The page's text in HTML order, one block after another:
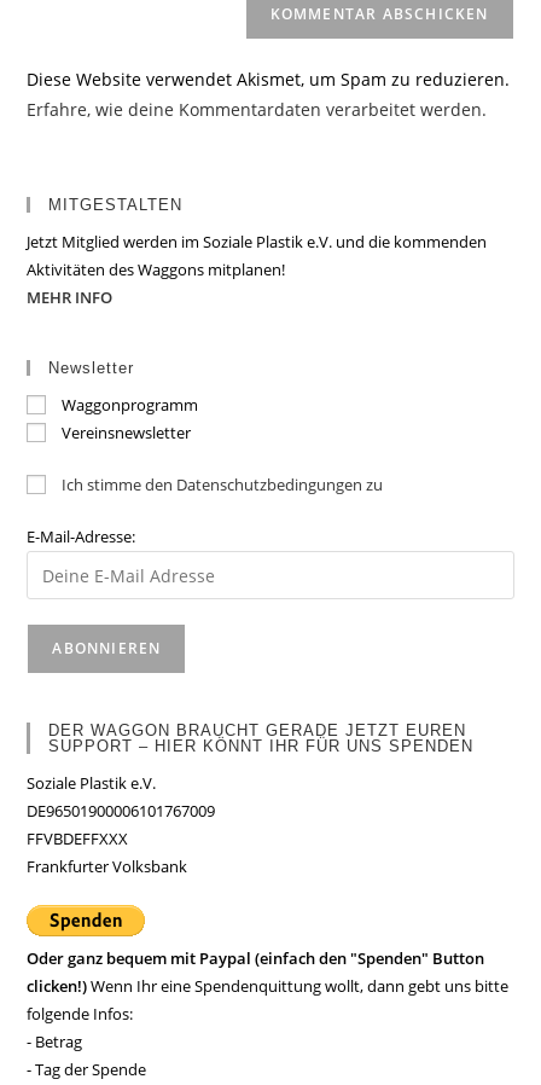
Diese Website verwendet Akismet, um Spam zu reduzieren.
Erfahre, wie deine Kommentardaten verarbeitet werden.
MITGESTALTEN
Jetzt Mitglied werden im Soziale Plastik e.V. und die kommenden
Aktivitäten des Waggons mitplanen!
MEHR INFO
Newsletter
Waggonprogramm
Vereinsnewsletter
Ich stimme den Datenschutzbedingungen zu
E-Mail-Adresse:
DER WAGGON BRAUCHT GERADE JETZT EUREN
SUPPORT – HIER KÖNNT IHR FÜR UNS SPENDEN
Soziale Plastik e.V.
DE96501900006101767009
FFVBDEFFXXX
Frankfurter Volksbank
Oder ganz bequem mit Paypal (einfach den "Spenden" Button
clicken!)Wenn Ihr eine Spendenquittung wollt, dann gebt uns bitte
folgende Infos:
- Betrag
- Tag der Spende